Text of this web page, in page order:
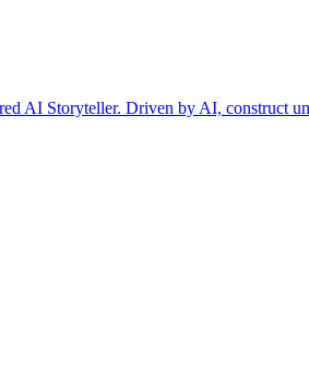
Driven by AI, construct